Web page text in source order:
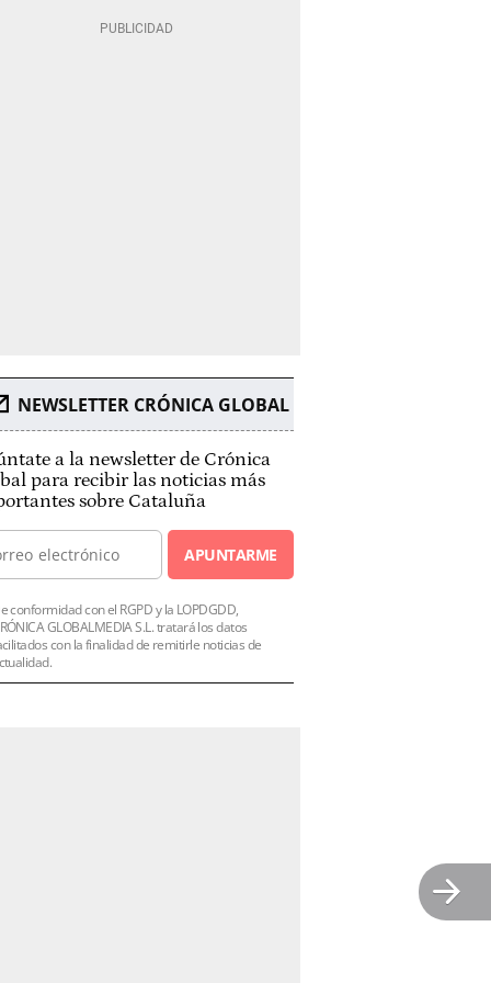
NEWSLETTER CRÓNICA GLOBAL
a la newsletter de Crónica
para recibir las noticias más
sobre Cataluña
APUNTARME
conformidad con el RGPD y la LOPDGDD,
GLOBALMEDIA S.L. tratará los datos
con la finalidad de remitirle noticias de